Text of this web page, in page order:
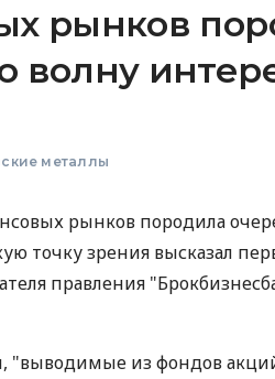
рынков
волну
металлы
рынков породила
точку зрения высказал
правления
"выводимые из фондов